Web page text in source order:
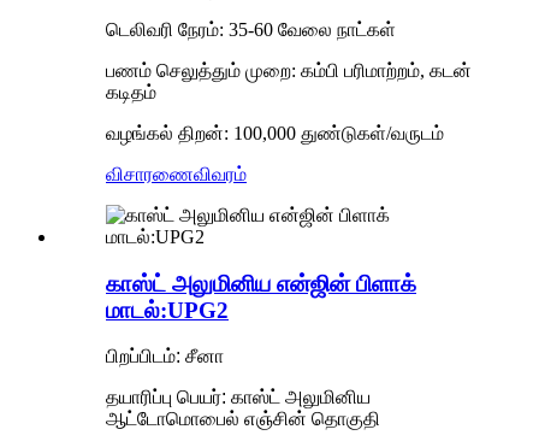
டெலிவரி நேரம்: 35-60 வேலை நாட்கள்
பணம் செலுத்தும் முறை: கம்பி பரிமாற்றம், கடன்
கடிதம்
வழங்கல் திறன்: 100,000 துண்டுகள்/வருடம்
விசாரணைவிவரம்
காஸ்ட் அலுமினிய என்ஜின் பிளாக்
மாடல்:UPG2
பிறப்பிடம்: சீனா
தயாரிப்பு பெயர்: காஸ்ட் அலுமினிய
ஆட்டோமொபைல் எஞ்சின் தொகுதி